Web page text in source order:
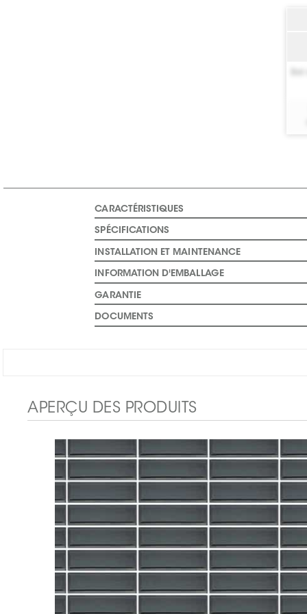
CARACTÉRISTIQUES
SPÉCIFICATIONS
INSTALLATION ET MAINTENANCE
INFORMATION D'EMBALLAGE
GARANTIE
DOCUMENTS
APERÇU DES PRODUITS